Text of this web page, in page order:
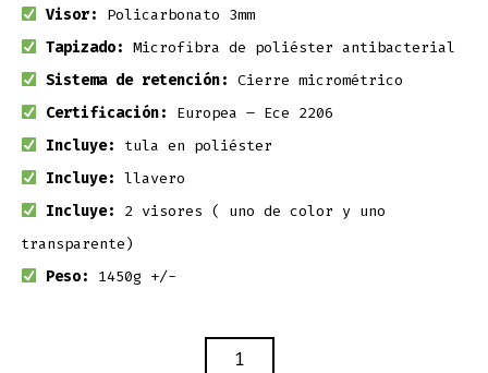
Visor:
Policarbonato 3mm
Tapizado: Microfibra de poliéster antibacterial
Sistema de retención: Cierre micrométrico
Certificación:
Europea – Ece 2206
Incluye:
tula en poliéster
Incluye: llavero
Incluye:
2 visores ( uno de color y uno
transparente)
Peso:
1450g +/-